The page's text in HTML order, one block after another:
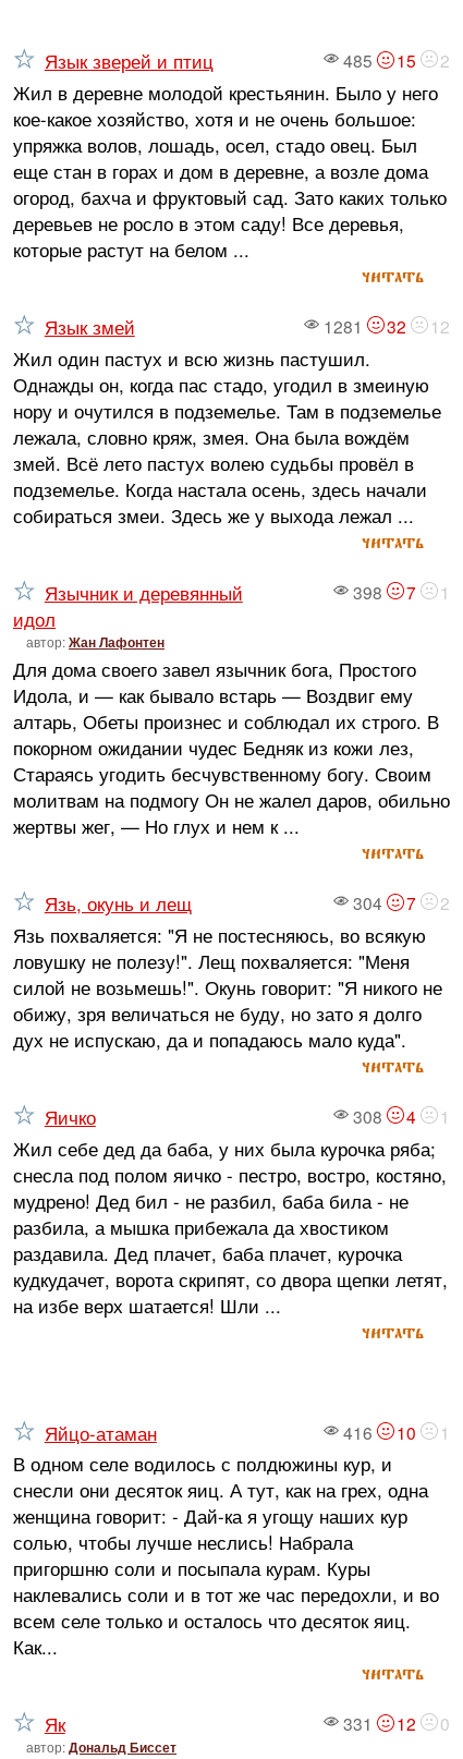
485 15 2
Язык зверей и птиц
Жил в деревне молодой крестьянин. Было у него
кое-какое хозяйство, хотя и не очень большое:
упряжка волов, лошадь, осел, стадо овец. Был
еще стан в горах и дом в деревне, а возле дома
огород, бахча и фруктовый сад. Зато каких только
деревьев не росло в этом саду! Все деревья,
которые растут на белом ...
читать
1281 32 12
Язык змей
Жил один пастух и всю жизнь пастушил.
Однажды он, когда пас стадо, угодил в змеиную
нору и очутился в подземелье. Там в подземелье
лежала, словно кряж, змея. Она была вождём
змей. Всё лето пастух волею судьбы провёл в
подземелье. Когда настала осень, здесь начали
собираться змеи. Здесь же у выхода лежал ...
читать
398 7 1
Язычник и деревянный
идол
автор:Жан Лафонтен
Для дома своего завел язычник бога, Простого
Идола, и — как бывало встарь — Воздвиг ему
алтарь, Обеты произнес и соблюдал их строго. В
покорном ожидании чудес Бедняк из кожи лез,
Стараясь угодить бесчувственному богу. Своим
молитвам на подмогу Он не жалел даров, обильно
жертвы жег, — Но глух и нем к ...
читать
304 7 2
Язь, окунь и лещ
Язь похваляется: "Я не постесняюсь, во всякую
ловушку не полезу!". Лещ похваляется: "Меня
силой не возьмешь!". Окунь говорит: "Я никого не
обижу, зря величаться не буду, но зато я долго
дух не испускаю, да и попадаюсь мало куда".
читать
308 4 1
Яичко
Жил себе дед да баба, у них была курочка ряба;
снесла под полом яичко - пестро, востро, костяно,
мудрено! Дед бил - не разбил, баба била - не
разбила, а мышка прибежала да хвостиком
раздавила. Дед плачет, баба плачет, курочка
кудкудачет, ворота скрипят, со двора щепки летят,
на избе верх шатается! Шли ...
читать
416 10 1
Яйцо-атаман
В одном селе водилось с полдюжины кур, и
снесли они десяток яиц. А тут, как на грех, одна
женщина говорит: - Дай-ка я угощу наших кур
солью, чтобы лучше неслись! Набрала
пригоршню соли и посыпала курам. Куры
наклевались соли и в тот же час передохли, и во
всем селе только и осталось что десяток яиц.
Как...
читать
331 12 0
Як
автор:Дональд Биссет